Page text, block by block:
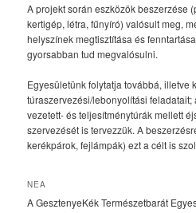
A projekt során eszközök beszerzése
kertigép, létra, fűnyíró) valósult meg,
helyszínek megtisztítása és
gyorsabban tud megvalósulni.
Egyesületünk folytatja továbbá, illetve
túraszervezési/lebonyolítási
vezetett- és teljesítménytúrák mellett
szervezését is tervezzük. A
kerékpárok, fejlámpák) ezt a célt is
NEA
A GesztenyeKék Természetbarát